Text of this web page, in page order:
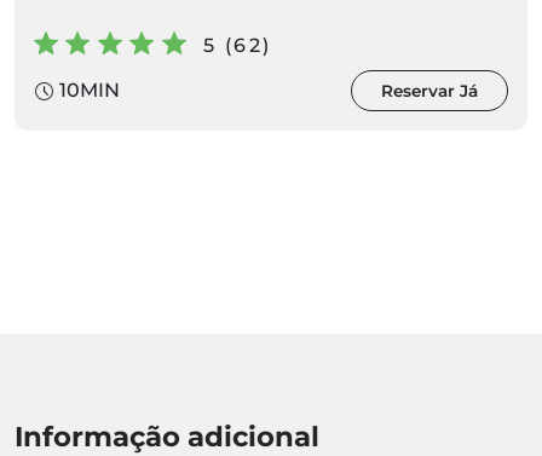
5 (62)
10MIN
Reservar Já
Informação adicional